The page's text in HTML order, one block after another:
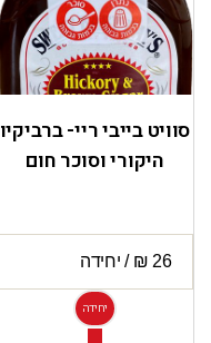
סוויט בייבי ריי- ברביקיו
היקורי וסוכר חום
יחידה